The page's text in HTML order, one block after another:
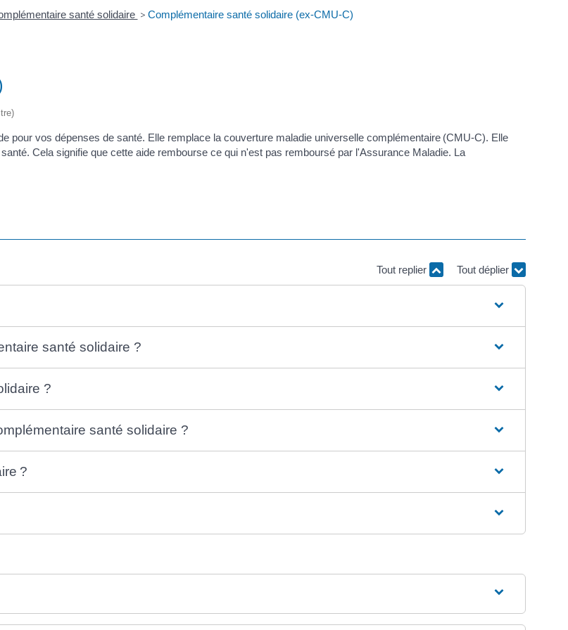
santé solidaire > Complémentaire santé solidaire (ex-CMU-C)
pour vos dépenses de santé. Elle remplace la couverture maladie universelle complémentaire (CMU-C). Elle
Cela signifie que cette aide rembourse ce qui n'est pas remboursé par l'Assurance Maladie. La
Tout replier Tout déplier
santé solidaire ?
?
santé solidaire ?
?